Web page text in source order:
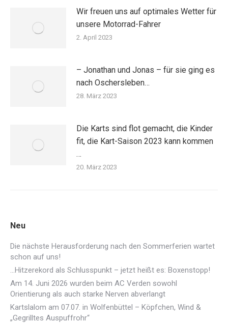
Wir freuen uns auf optimales Wetter für
unsere Motorrad-Fahrer
2. April 2023
– Jonathan und Jonas – für sie ging es
nach Oschersleben…
28. März 2023
Die Karts sind flot gemacht, die Kinder
fit, die Kart-Saison 2023 kann kommen
…
20. März 2023
Neu
Die nächste Herausforderung nach den Sommerferien wartet
schon auf uns!
…Hitzerekord als Schlusspunkt – jetzt heißt es: Boxenstopp!
Am 14. Juni 2026 wurden beim AC Verden sowohl
Orientierung als auch starke Nerven abverlangt
Kartslalom am 07.07. in Wolfenbüttel – Köpfchen, Wind &
„Gegrilltes Auspuffrohr“